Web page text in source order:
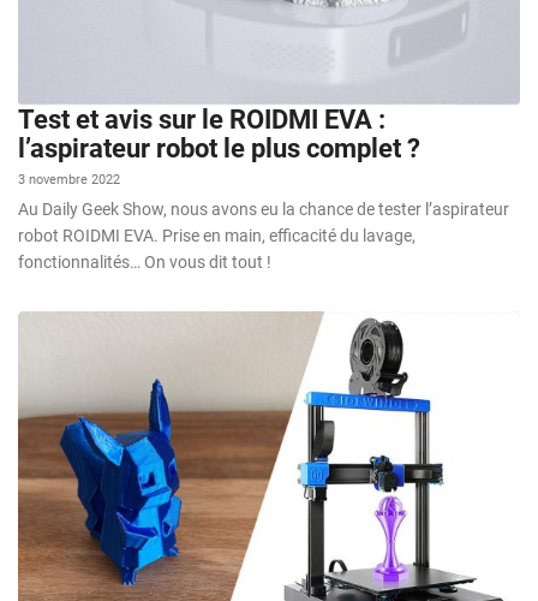
Test et avis sur le ROIDMI EVA :
l’aspirateur robot le plus complet ?
3 novembre 2022
Au Daily Geek Show, nous avons eu la chance de tester l’aspirateur
robot ROIDMI EVA. Prise en main, efficacité du lavage,
fonctionnalités… On vous dit tout !